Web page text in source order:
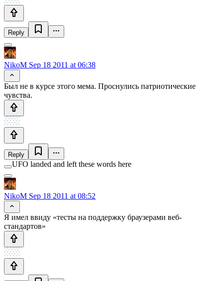
Reply
NikoM Sep 18 2011 at 06:38
Был не в курсе этого мема. Проснулись патриотические
чувства.
Reply
UFO landed and left these words here
NikoM Sep 18 2011 at 08:52
Я имел ввиду «тесты на поддержку браузерами веб-
стандартов»